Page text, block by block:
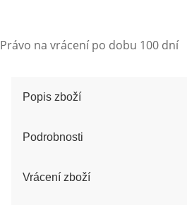
Právo na vrácení po dobu 100 dní
Popis zboží
Podrobnosti
Vrácení zboží